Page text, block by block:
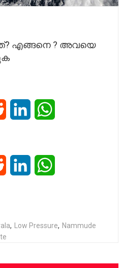
എങ്ങനെ ? അവയെ
Reddit LinkedIn
Reddit LinkedIn
, Low Pressure, Nammude